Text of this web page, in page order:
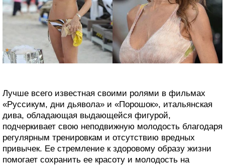
Лучше всего известная своими ролями в фильмах
«Руссикум, дни дьявола» и «Порошок», итальянская
дива, обладающая выдающейся фигурой,
подчеркивает свою неподвижную молодость благодаря
регулярным тренировкам и отсутствию вредных
привычек. Ее стремление к здоровому образу жизни
помогает сохранить ее красоту и молодость на